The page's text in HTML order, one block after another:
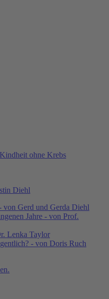
ohne Krebs
Diehl
Gerd und Gerda Diehl
Jahre - von Prof.
Lenka Taylor
- von Doris Ruch